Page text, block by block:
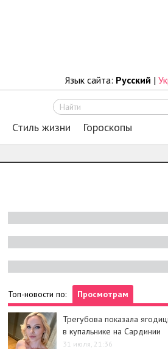
Язык сайта: Русский |
Стиль жизни Гороскопы
Топ-новости по: Просмотрам
Трегубова показала
в купальнике на Сардинии
31 июля, 21:36